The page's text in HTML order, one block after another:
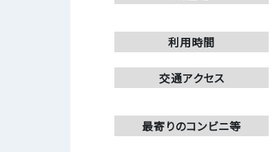
利用時間
交通アクセス
最寄りのコンビニ等